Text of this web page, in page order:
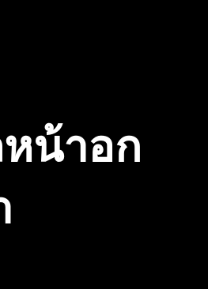
ดูข้อมูลด่วนIFAK Bag
ดูข้อมูลด่วนIFAK for Plate
น้าอก